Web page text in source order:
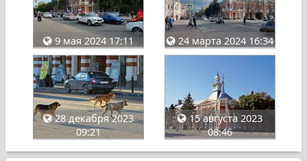
9 мая 2024 17:11 24 марта 2024 16:34
28 декабря 2023
09:21
15 августа 2023
08:46